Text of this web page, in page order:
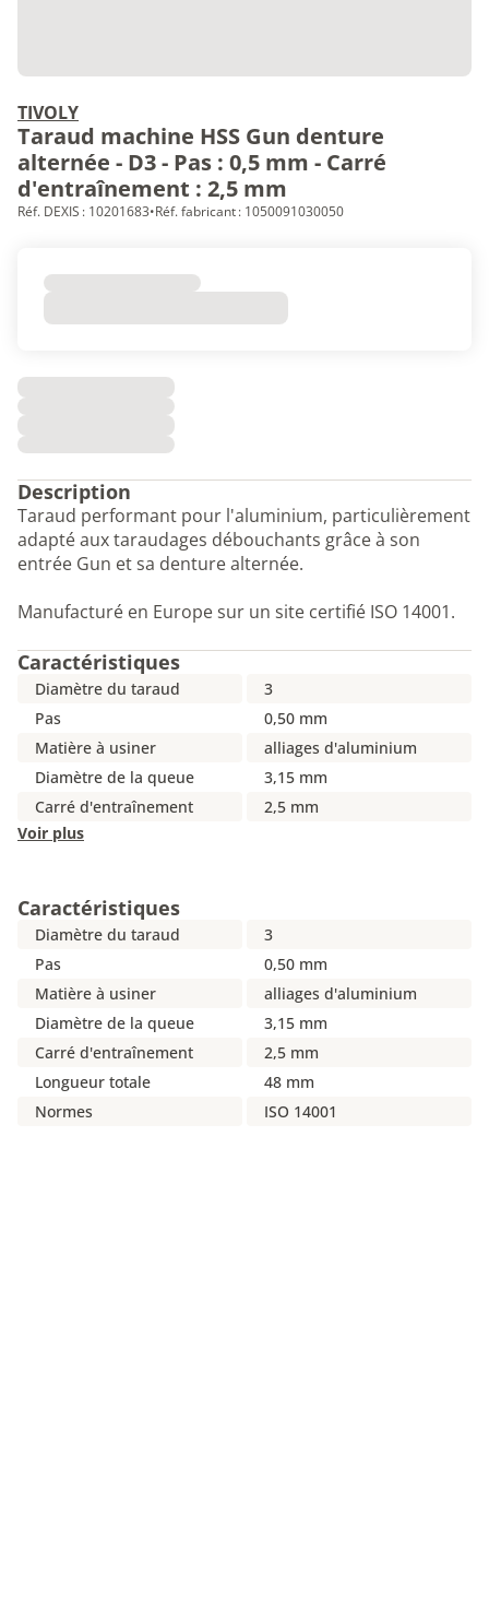
TIVOLY
Taraud machine HSS Gun denture
alternée - D3 - Pas : 0,5 mm - Carré
d'entraînement : 2,5 mm
Réf. DEXIS : 10201683•Réf. fabricant : 1050091030050
Description
Taraud performant pour l'aluminium, particulièrement
adapté aux taraudages débouchants grâce à son
entrée Gun et sa denture alternée.
Manufacturé en Europe sur un site certifié ISO 14001.
Caractéristiques
Diamètre du taraud
3
Pas
0,50 mm
Matière à usiner
alliages d'aluminium
Diamètre de la queue
3,15 mm
Carré d'entraînement
2,5 mm
Voir plus
Caractéristiques
Diamètre du taraud
3
Pas
0,50 mm
Matière à usiner
alliages d'aluminium
Diamètre de la queue
3,15 mm
Carré d'entraînement
2,5 mm
Longueur totale
48 mm
Normes
ISO 14001